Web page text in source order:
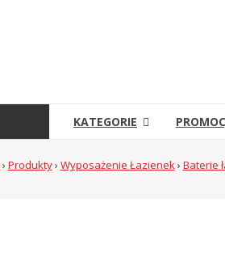
KATEGORIE
› Produkty› Wyposażenie Łazienek› Baterie